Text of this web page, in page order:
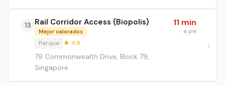
13 Rail Corridor Access (Biopolis)
Mejor valorados
Parque ★ 4.8
79 Commonwealth Drive, Block 79,
Singapore
11 min
a pie